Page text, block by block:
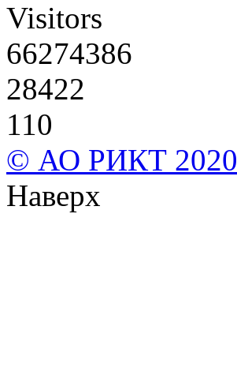
Visitors
66274386
28422
110
© АО РИКТ 2020
Наверх